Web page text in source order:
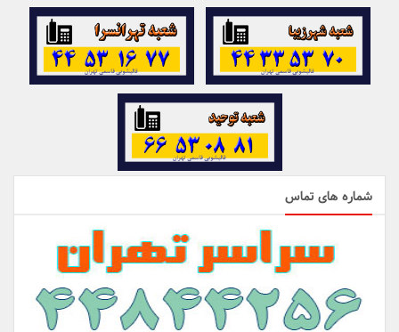
شماره های تماس